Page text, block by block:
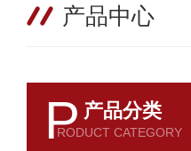
产品中心
P 产品分类
RODUCT CATEGORY